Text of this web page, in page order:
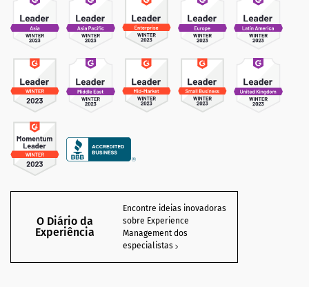
O Diário da
Experiência
Encontre ideias inovadoras
sobre Experience
Management dos
especialistas